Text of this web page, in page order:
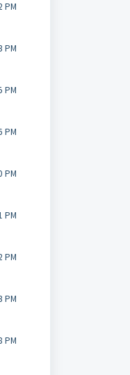
PM
PM
PM
PM
PM
PM
PM
PM
PM